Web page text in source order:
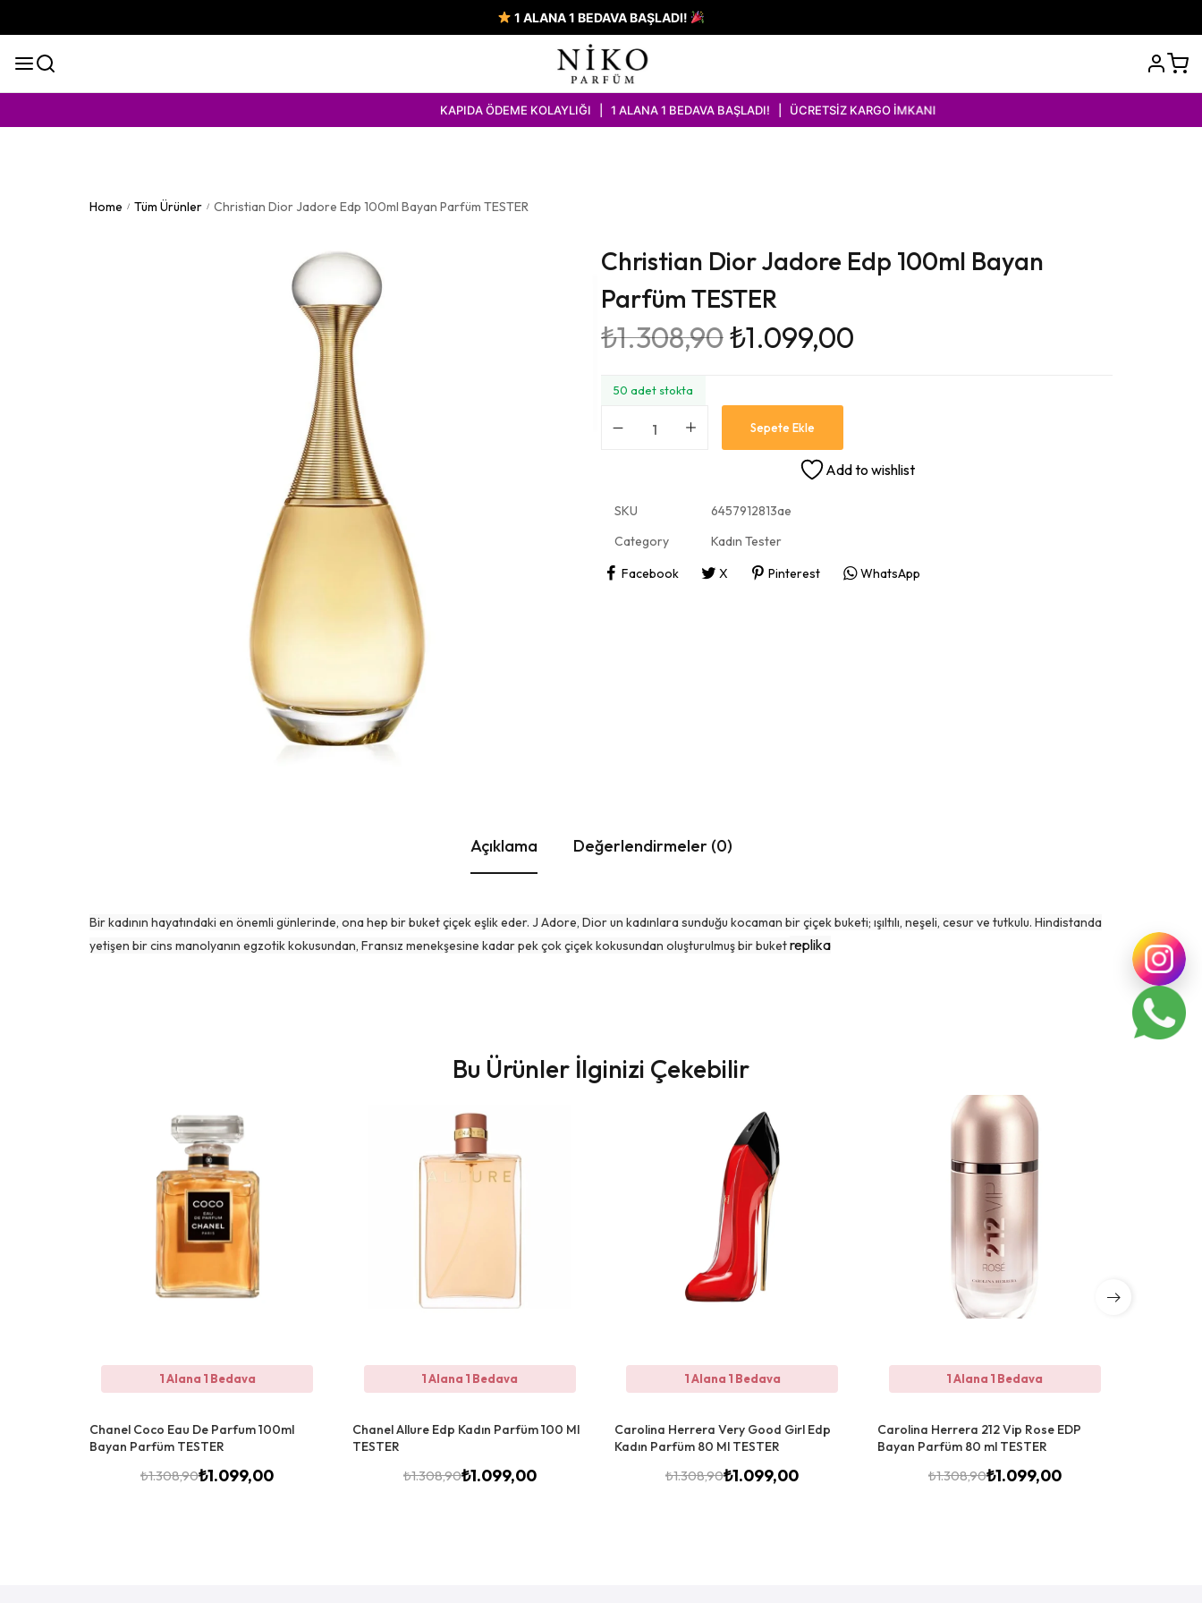
1 ALANA 1 BEDAVA BAŞLADI!
KAPIDA ÖDEME KOLAYLIĞI | 1 ALANA 1 BEDAVA BAŞLADI! | ÜCRETSİZ KARGO İMKANI
Home / Tüm Ürünler / Christian Dior Jadore Edp 100ml Bayan Parfüm TESTER
Christian Dior Jadore Edp 100ml Bayan
Parfüm TESTER
₺1.308,90₺1.099,00
50 adet stokta
Sepete Ekle
Add to wishlist
SKU
6457912813ae
Category
Kadın Tester
Facebook
X Pinterest WhatsApp
Açıklama Değerlendirmeler (0)
Bir kadının hayatındaki en önemli günlerinde, ona hep bir buket çiçek eşlik eder. J Adore, Dior un kadınlara sunduğu kocaman bir çiçek buketi; ışıltılı, neşeli, cesur ve tutkulu. Hindistanda
yetişen bir cins manolyanın egzotik kokusundan, Fransız menekşesine kadar pek çok çiçek kokusundan oluşturulmuş bir buketreplika
Bu Ürünler İlginizi Çekebilir
1 Alana 1 Bedava
Chanel Coco Eau De Parfum 100ml
Bayan Parfüm TESTER
₺1.308,90₺1.099,00
1 Alana 1 Bedava
Chanel Allure Edp Kadın Parfüm 100 Ml
TESTER
₺1.308,90₺1.099,00
1 Alana 1 Bedava
Carolina Herrera Very Good Girl Edp
Kadın Parfüm 80 Ml TESTER
₺1.308,90₺1.099,00
1 Alana 1 Bedava
Carolina Herrera 212 Vip Rose EDP
Bayan Parfüm 80 ml TESTER
₺1.308,90₺1.099,00